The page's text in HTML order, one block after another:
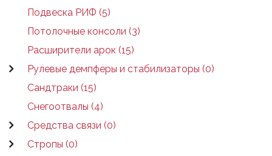
Подвеска РИФ (5)
Потолочные консоли (3)
Расширители арок (15)
Рулевые демпферы и стабилизаторы (0)
Сандтраки (15)
Снегоотвалы (4)
Средства связи (0)
Стропы (0)